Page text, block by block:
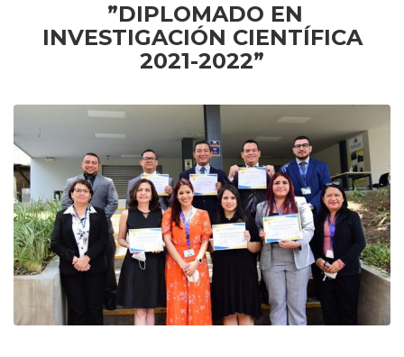
”DIPLOMADO EN
INVESTIGACIÓN CIENTÍFICA
2021-2022”